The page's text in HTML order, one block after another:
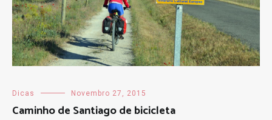
Dicas Novembro 27, 2015
Caminho de Santiago de bicicleta